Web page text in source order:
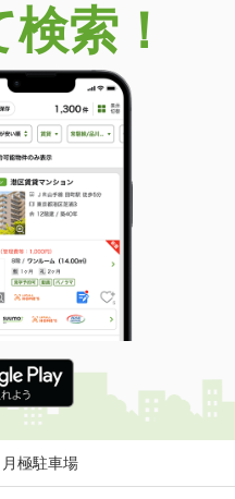
索！
月極駐車場